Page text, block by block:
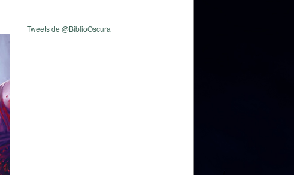
Tweets de @BiblioOscura